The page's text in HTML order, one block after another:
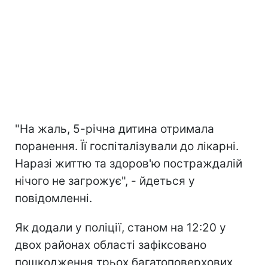
"На жаль, 5-річна дитина отримала
поранення. Її госпіталізували до лікарні.
Наразі життю та здоров'ю постраждалій
нічого не загрожує", - йдеться у
повідомленні.
Як додали у поліції, станом на 12:20 у
двох районах області зафіксовано